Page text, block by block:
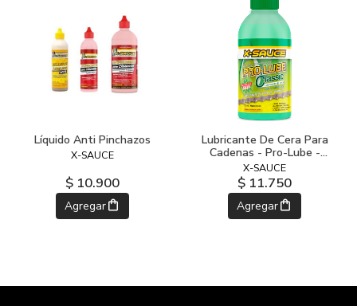
Líquido Anti Pinchazos
X-SAUCE
$ 10.900
Agregar
Lubricante De Cera Para
Cadenas - Pro-Lube -
125ml
X-SAUCE
$ 11.750
Agregar